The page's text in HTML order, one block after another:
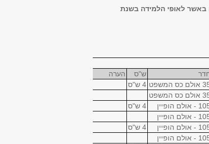
באשר לאופי הלמידה בשנת
ש"ס
הערה
כס המשפט
4 ש"ס
כס המשפט
- אולם הופיין
4 ש"ס
- אולם הופיין
- אולם הופיין
4 ש"ס
- אולם הופיין